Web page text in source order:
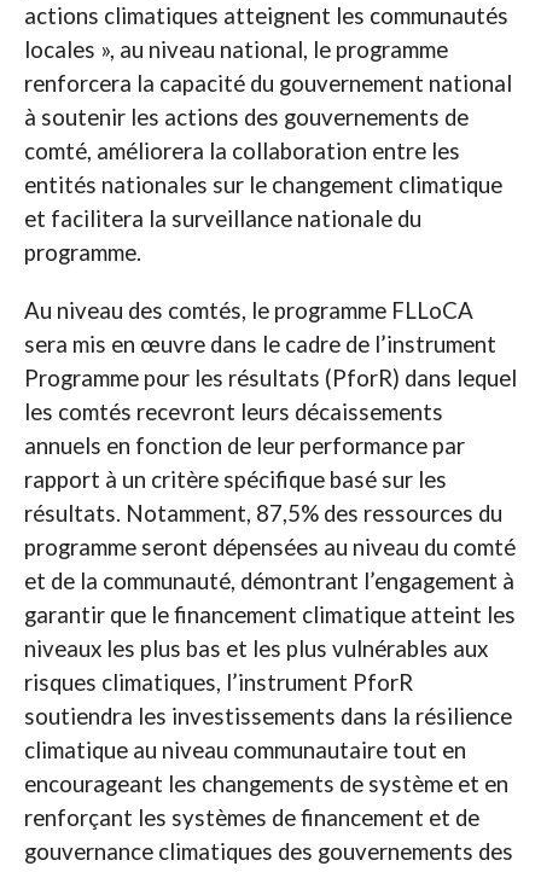
actions climatiques atteignent les communautés
locales », au niveau national, le programme
renforcera la capacité du gouvernement national
à soutenir les actions des gouvernements de
comté, améliorera la collaboration entre les
entités nationales sur le changement climatique
et facilitera la surveillance nationale du
programme.
Au niveau des comtés, le programme FLLoCA
sera mis en œuvre dans le cadre de l’instrument
Programme pour les résultats (PforR) dans lequel
les comtés recevront leurs décaissements
annuels en fonction de leur performance par
rapport à un critère spécifique basé sur les
résultats. Notamment, 87,5% des ressources du
programme seront dépensées au niveau du comté
et de la communauté, démontrant l’engagement à
garantir que le financement climatique atteint les
niveaux les plus bas et les plus vulnérables aux
risques climatiques, l’instrument PforR
soutiendra les investissements dans la résilience
climatique au niveau communautaire tout en
encourageant les changements de système et en
renforçant les systèmes de financement et de
gouvernance climatiques des gouvernements des